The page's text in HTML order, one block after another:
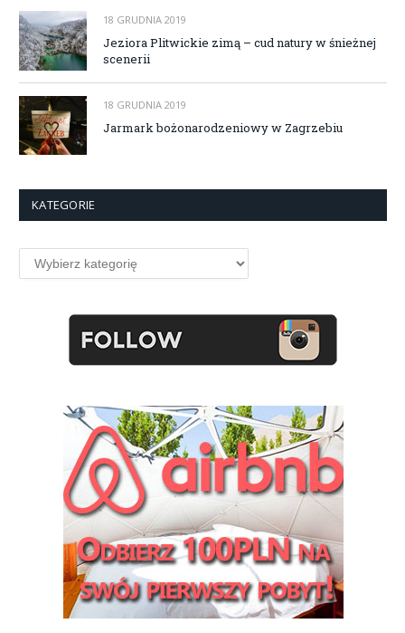
18 GRUDNIA 2019
Jeziora Plitwickie zimą – cud natury w śnieżnej
scenerii
18 GRUDNIA 2019
Jarmark bożonarodzeniowy w Zagrzebiu
KATEGORIE
Kategorie